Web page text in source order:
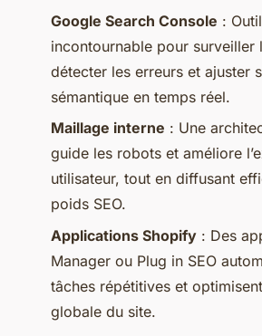
Google Search Console :
incontournable pour surveiller
détecter les erreurs et ajuster
sémantique en temps réel.
Maillage interne : Une
guide les robots et améliore
utilisateur, tout en diffusant
poids SEO.
Applications Shopify : Des
Manager ou Plug in SEO
tâches répétitives et
globale du site.